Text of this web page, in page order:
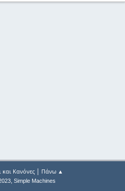
και Κανόνες| Πάνω ▲
, Simple Machines